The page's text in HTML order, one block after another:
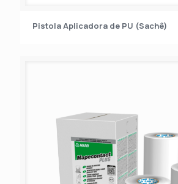
Pistola Aplicadora de PU (Sachê)